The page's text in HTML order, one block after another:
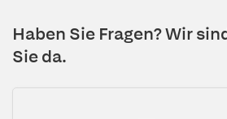
Haben Sie Fragen? Wir
Sie da.